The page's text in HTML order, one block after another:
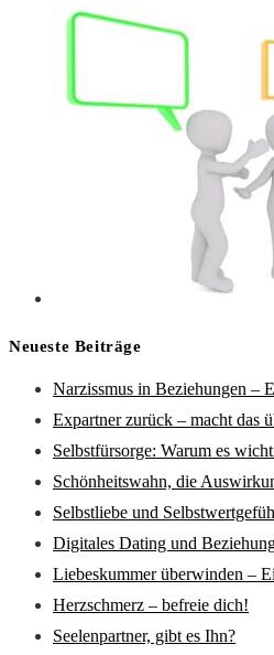
Neueste Beiträge
Narzissmus in Beziehungen –
Expartner zurück – macht das
Selbstfürsorge: Warum es
Schönheitswahn, die
Selbstliebe und
Digitales Dating und
Liebeskummer überwinden –
Herzschmerz – befreie dich!
Seelenpartner, gibt es Ihn?